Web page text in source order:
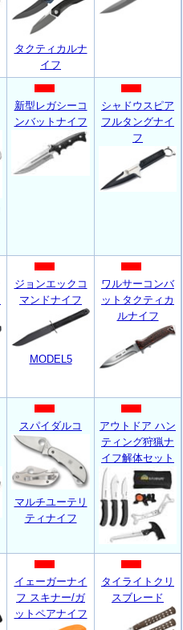
タクティカルナ
イフ
新型レガシーコ
ンバットナイフ
シャドウスピア
フルタングナイ
フ
ジョンエックコ
マンドナイフ
MODEL5
ワルサーコンバ
ットタクティカ
ルナイフ
スパイダルコ
マルチユーテリ
ティナイフ
アウトドア ハン
ティング狩猟ナ
イフ解体セット
イェーガーナイ
フ スキナー/ガ
ットペアナイフ
タイライトクリ
スブレード